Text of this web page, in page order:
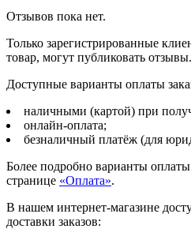
Отзывов пока нет.
Только зарегистрированные
товар, могут публиковать отзывы.
Доступные варианты оплаты
наличными (картой) при
онлайн-оплата;
безналичный платёж (для
Более подробно варианты
странице «Оплата».
В нашем интернет-магазине
доставки заказов: